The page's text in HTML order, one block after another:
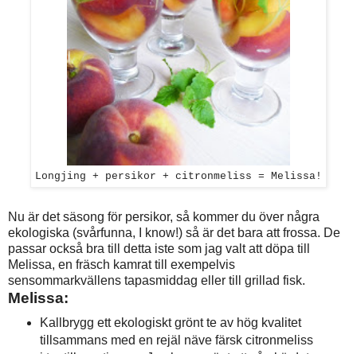
Longjing + persikor + citronmeliss = Melissa!
Nu är det säsong för persikor, så kommer du över några
ekologiska (svårfunna, I know!) så är det bara att frossa. De
passar också bra till detta iste som jag valt att döpa till
Melissa, en fräsch kamrat till exempelvis
sensommarkvällens tapasmiddag eller till grillad fisk.
Melissa:
Kallbrygg ett ekologiskt grönt te av hög kvalitet
tillsammans med en rejäl näve färsk citronmeliss